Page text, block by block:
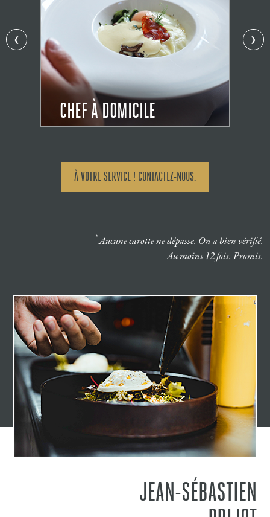
LODJI - TORÈ
‹ ›
À VOTRE SERVICE ! CONTACTEZ-NOUS.
*Aucune carotte ne dépasse. On a bien vérifié.
Au moins 12 fois. Promis.
JEAN-SÉBASTIEN